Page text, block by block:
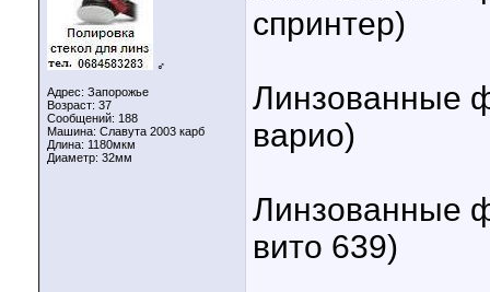
♂
Адрес: Запорожье
Возраст: 37
Сообщений: 188
Машина: Славута 2003 карб
Длина: 1180мкм
Диаметр: 32мм
спринтер)
Линзованные
варио)
Линзованные
вито 639)